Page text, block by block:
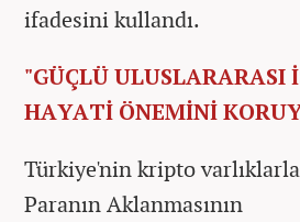
ifadesini kullandı.
"GÜÇLÜ ULUSLARARASI
HAYATİ ÖNEMİNİ
Türkiye'nin kripto
Paranın Aklanmasının